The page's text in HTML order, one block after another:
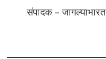
संपादक – जागल्याभारत